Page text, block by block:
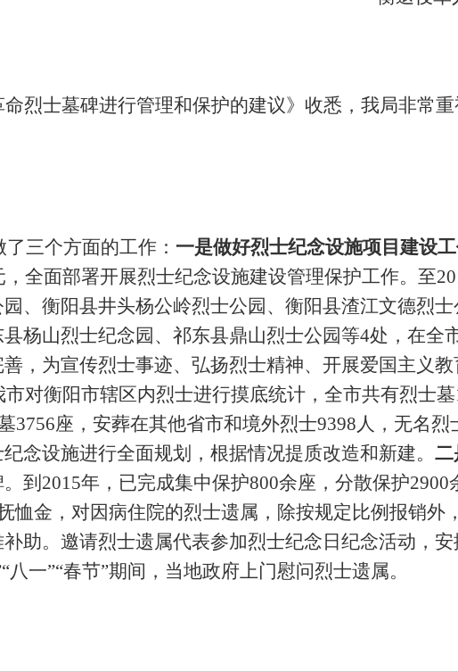
烈士墓碑进行管理和保护的建议》收悉，我局非常重
三个方面的工作： 一是做好烈士纪念设施项目建设工
，全面部署开展烈士纪念设施建设管理保护工作。至
、衡阳县井头杨公岭烈士公园、衡阳县渣江文德烈
杨山烈士纪念园、祁东县鼎山烈士公园等4处，在全
，为宣传烈士事迹、弘扬烈士精神、开展爱国主义教
市对衡阳市辖区内烈士进行摸底统计，全市共有烈士
3756座，安葬在其他省市和境外烈士9398人，无名烈
念设施进行全面规划，根据情况提质改造和新建。 二
到 2015年，已完成集中保护800余座，分散保护2900
恤金， 对因病住院的烈士遗属，除按规定比例报销外
助。邀请烈士遗属代表参加烈士纪念日纪念活动，
一”“春节”期间，当地政府上门慰问烈士遗属。